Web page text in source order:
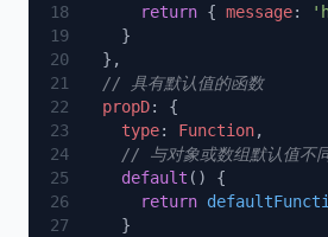
      return
{ message:
  propD
    type
: Function
    default
      return